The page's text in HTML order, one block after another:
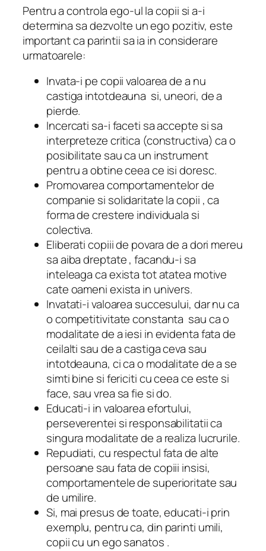
Pentru a controla ego-ul la copii si a-i
determina sa dezvolte un ego pozitiv, este
important ca parintii sa ia in considerare
urmatoarele:
Invata-i pe copii valoarea de a nu
castiga intotdeauna si, uneori, de a
pierde.
Incercati sa-i faceti sa accepte si sa
interpreteze critica (constructiva) ca o
posibilitate sau ca un instrument
pentru a obtine ceea ce isi doresc.
Promovarea comportamentelor de
companie si solidaritate la copii , ca
forma de crestere individuala si
colectiva.
Eliberati copiii de povara de a dori mereu
sa aiba dreptate , facandu-i sa
inteleaga ca exista tot atatea motive
cate oameni exista in univers.
Invatati-i valoarea succesului, dar nu ca
o competitivitate constanta sau ca o
modalitate de a iesi in evidenta fata de
ceilalti sau de a castiga ceva sau
intotdeauna, ci ca o modalitate de a se
simti bine si fericiti cu ceea ce este si
face, sau vrea sa fie si do.
Educati-i in valoarea efortului,
perseverentei si responsabilitatii ca
singura modalitate de a realiza lucrurile.
Repudiati, cu respectul fata de alte
persoane sau fata de copiii insisi,
comportamentele de superioritate sau
de umilire.
Si, mai presus de toate, educati-i prin
exemplu, pentru ca, din parinti umili,
copii cu un ego sanatos .